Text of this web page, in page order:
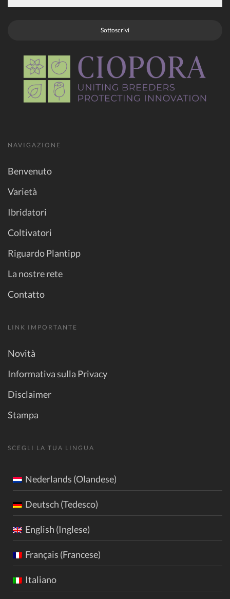
Sottoscrivi
NAVIGAZIONE
Benvenuto
Varietà
Ibridatori
Coltivatori
Riguardo Plantipp
La nostre rete
Contatto
LINK IMPORTANTE
Novità
Informativa sulla Privacy
Disclaimer
Stampa
SCEGLI LA TUA LINGUA
Nederlands (Olandese)
Deutsch (Tedesco)
English (Inglese)
Français (Francese)
Italiano